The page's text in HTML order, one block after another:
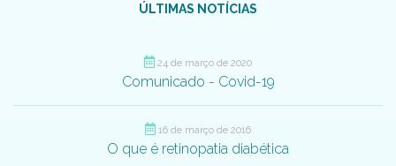
ÚLTIMAS NOTÍCIAS
24 de março de 2020
Comunicado - Covid-19
16 de março de 2016
O que é retinopatia diabética